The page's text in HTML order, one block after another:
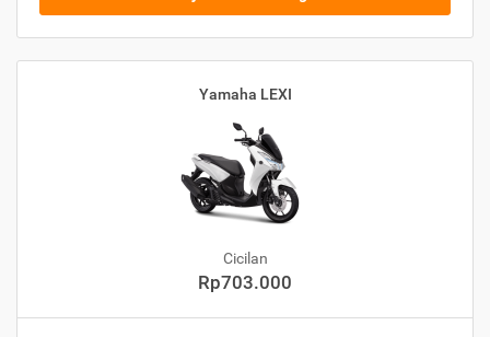
Yamaha LEXI
Cicilan
Rp703.000